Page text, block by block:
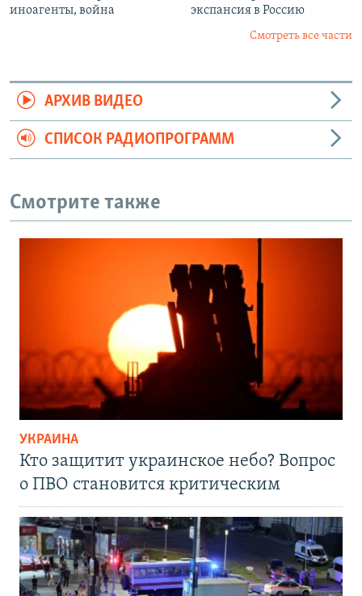
иноагенты, война
экспансия в Россию
Смотреть все части
АРХИВ ВИДЕО
СПИСОК РАДИОПРОГРАММ
Смотрите также
УКРАИНА
Кто защитит украинское небо? Вопрос
о ПВО становится критическим